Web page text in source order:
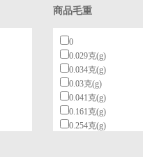
商品毛重
0
0.029克(g)
0.034克(g)
0.03克(g)
0.041克(g)
0.161克(g)
0.254克(g)